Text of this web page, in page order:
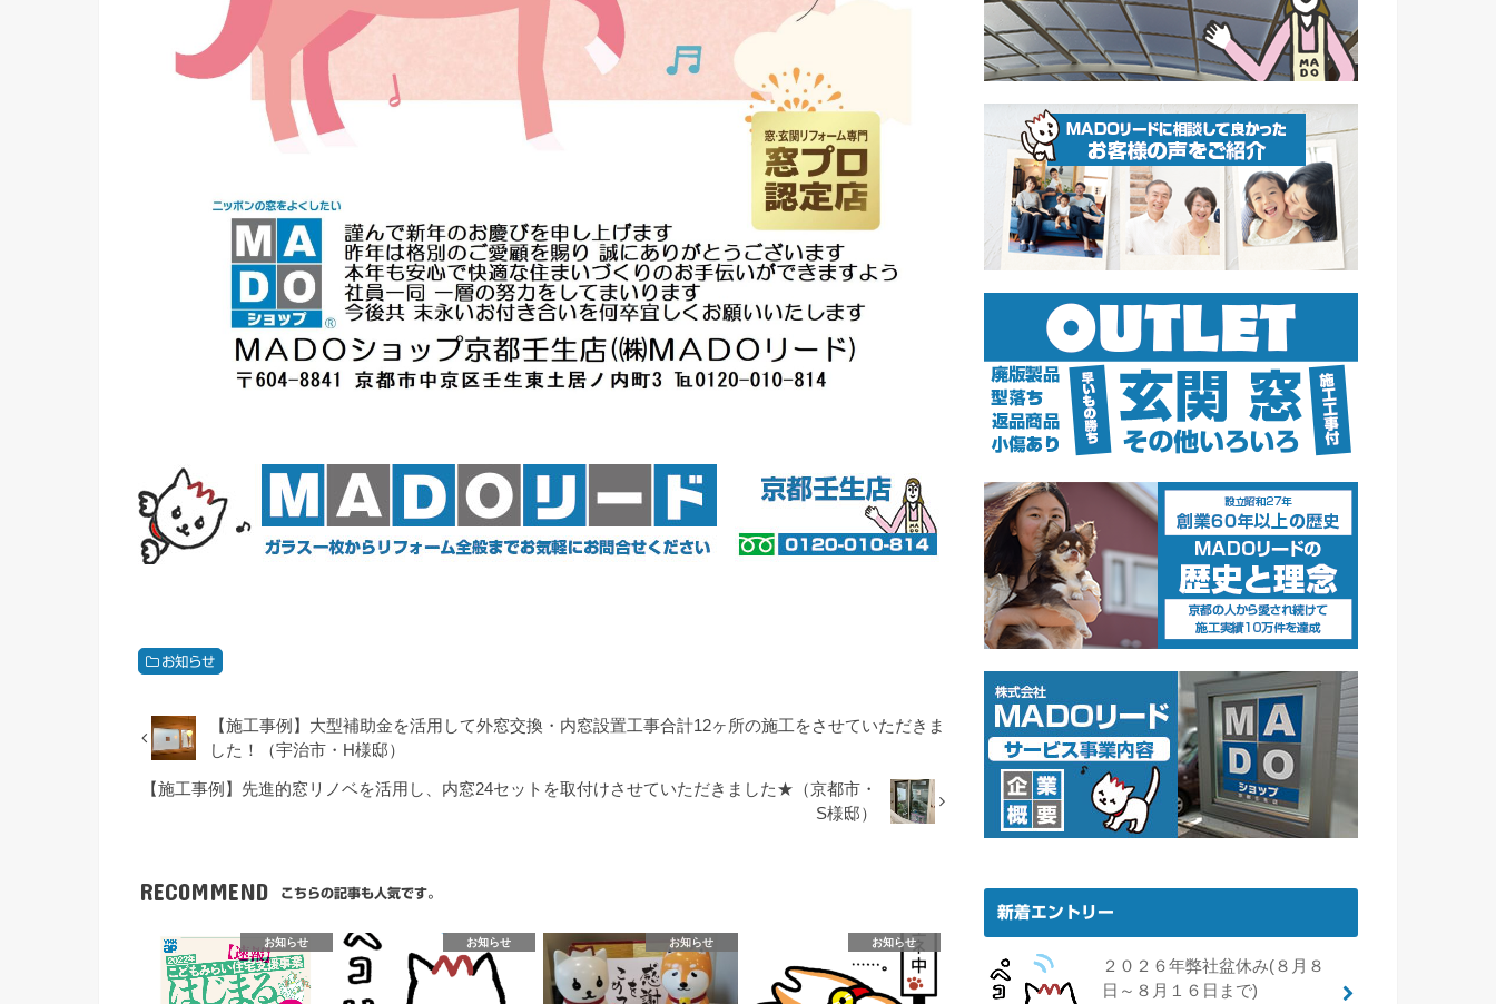
お知らせ
【施工事例】大型補助金を活用して外窓交換・内窓設置工事合計12ヶ所の施工をさせていただきま
した！（宇治市・H様邸）
【施工事例】先進的窓リノベを活用し、内窓24セットを取付けさせていただきました★（京都市・
S様邸）
RECOMMEND こちらの記事も人気です。
お知らせ お知らせ お知らせ お知らせ
新着エントリー
２０２６年弊社盆休み(８月８
日～８月１６日まで)